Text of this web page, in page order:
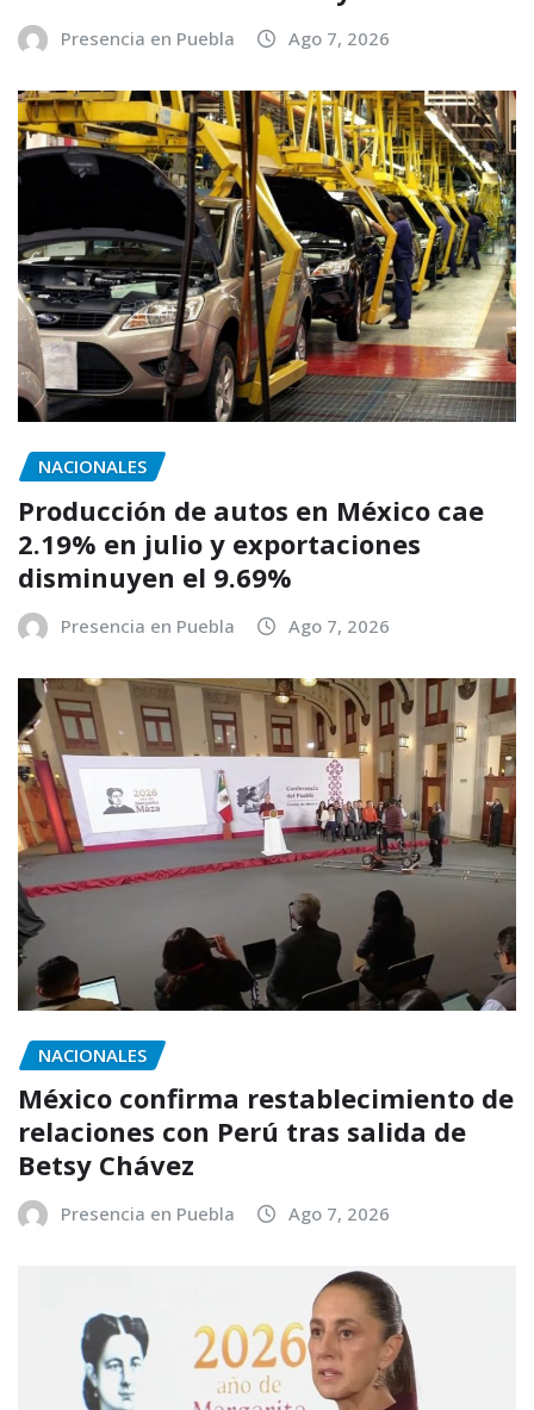
Presencia en Puebla Ago 7, 2026
NACIONALES
Producción de autos en México cae
2.19% en julio y exportaciones
disminuyen el 9.69%
Presencia en Puebla Ago 7, 2026
NACIONALES
México confirma restablecimiento de
relaciones con Perú tras salida de
Betsy Chávez
Presencia en Puebla Ago 7, 2026